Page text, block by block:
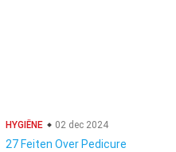
HYGIËNE 02 dec 2024
27 Feiten Over Pedicure